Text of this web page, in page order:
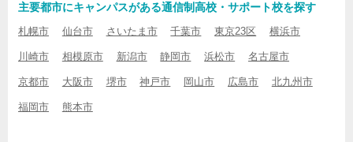
主要都市にキャンパスがある通信制高校・サポート校を探す
札幌市 仙台市 さいたま市 千葉市 東京23区 横浜市
川崎市 相模原市 新潟市 静岡市 浜松市 名古屋市
京都市 大阪市 堺市 神戸市 岡山市 広島市 北九州市
福岡市 熊本市